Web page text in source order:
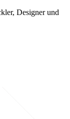
Designer und